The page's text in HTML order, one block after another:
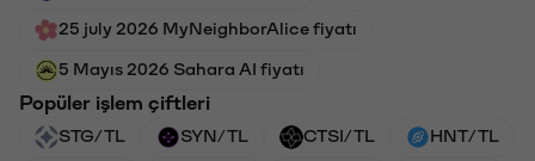
25 july 2026 MyNeighborAlice fiyatı
5 Mayıs 2026 Sahara AI fiyatı
Popüler işlem çiftleri
STG/TL SYN/TL CTSI/TL HNT/TL